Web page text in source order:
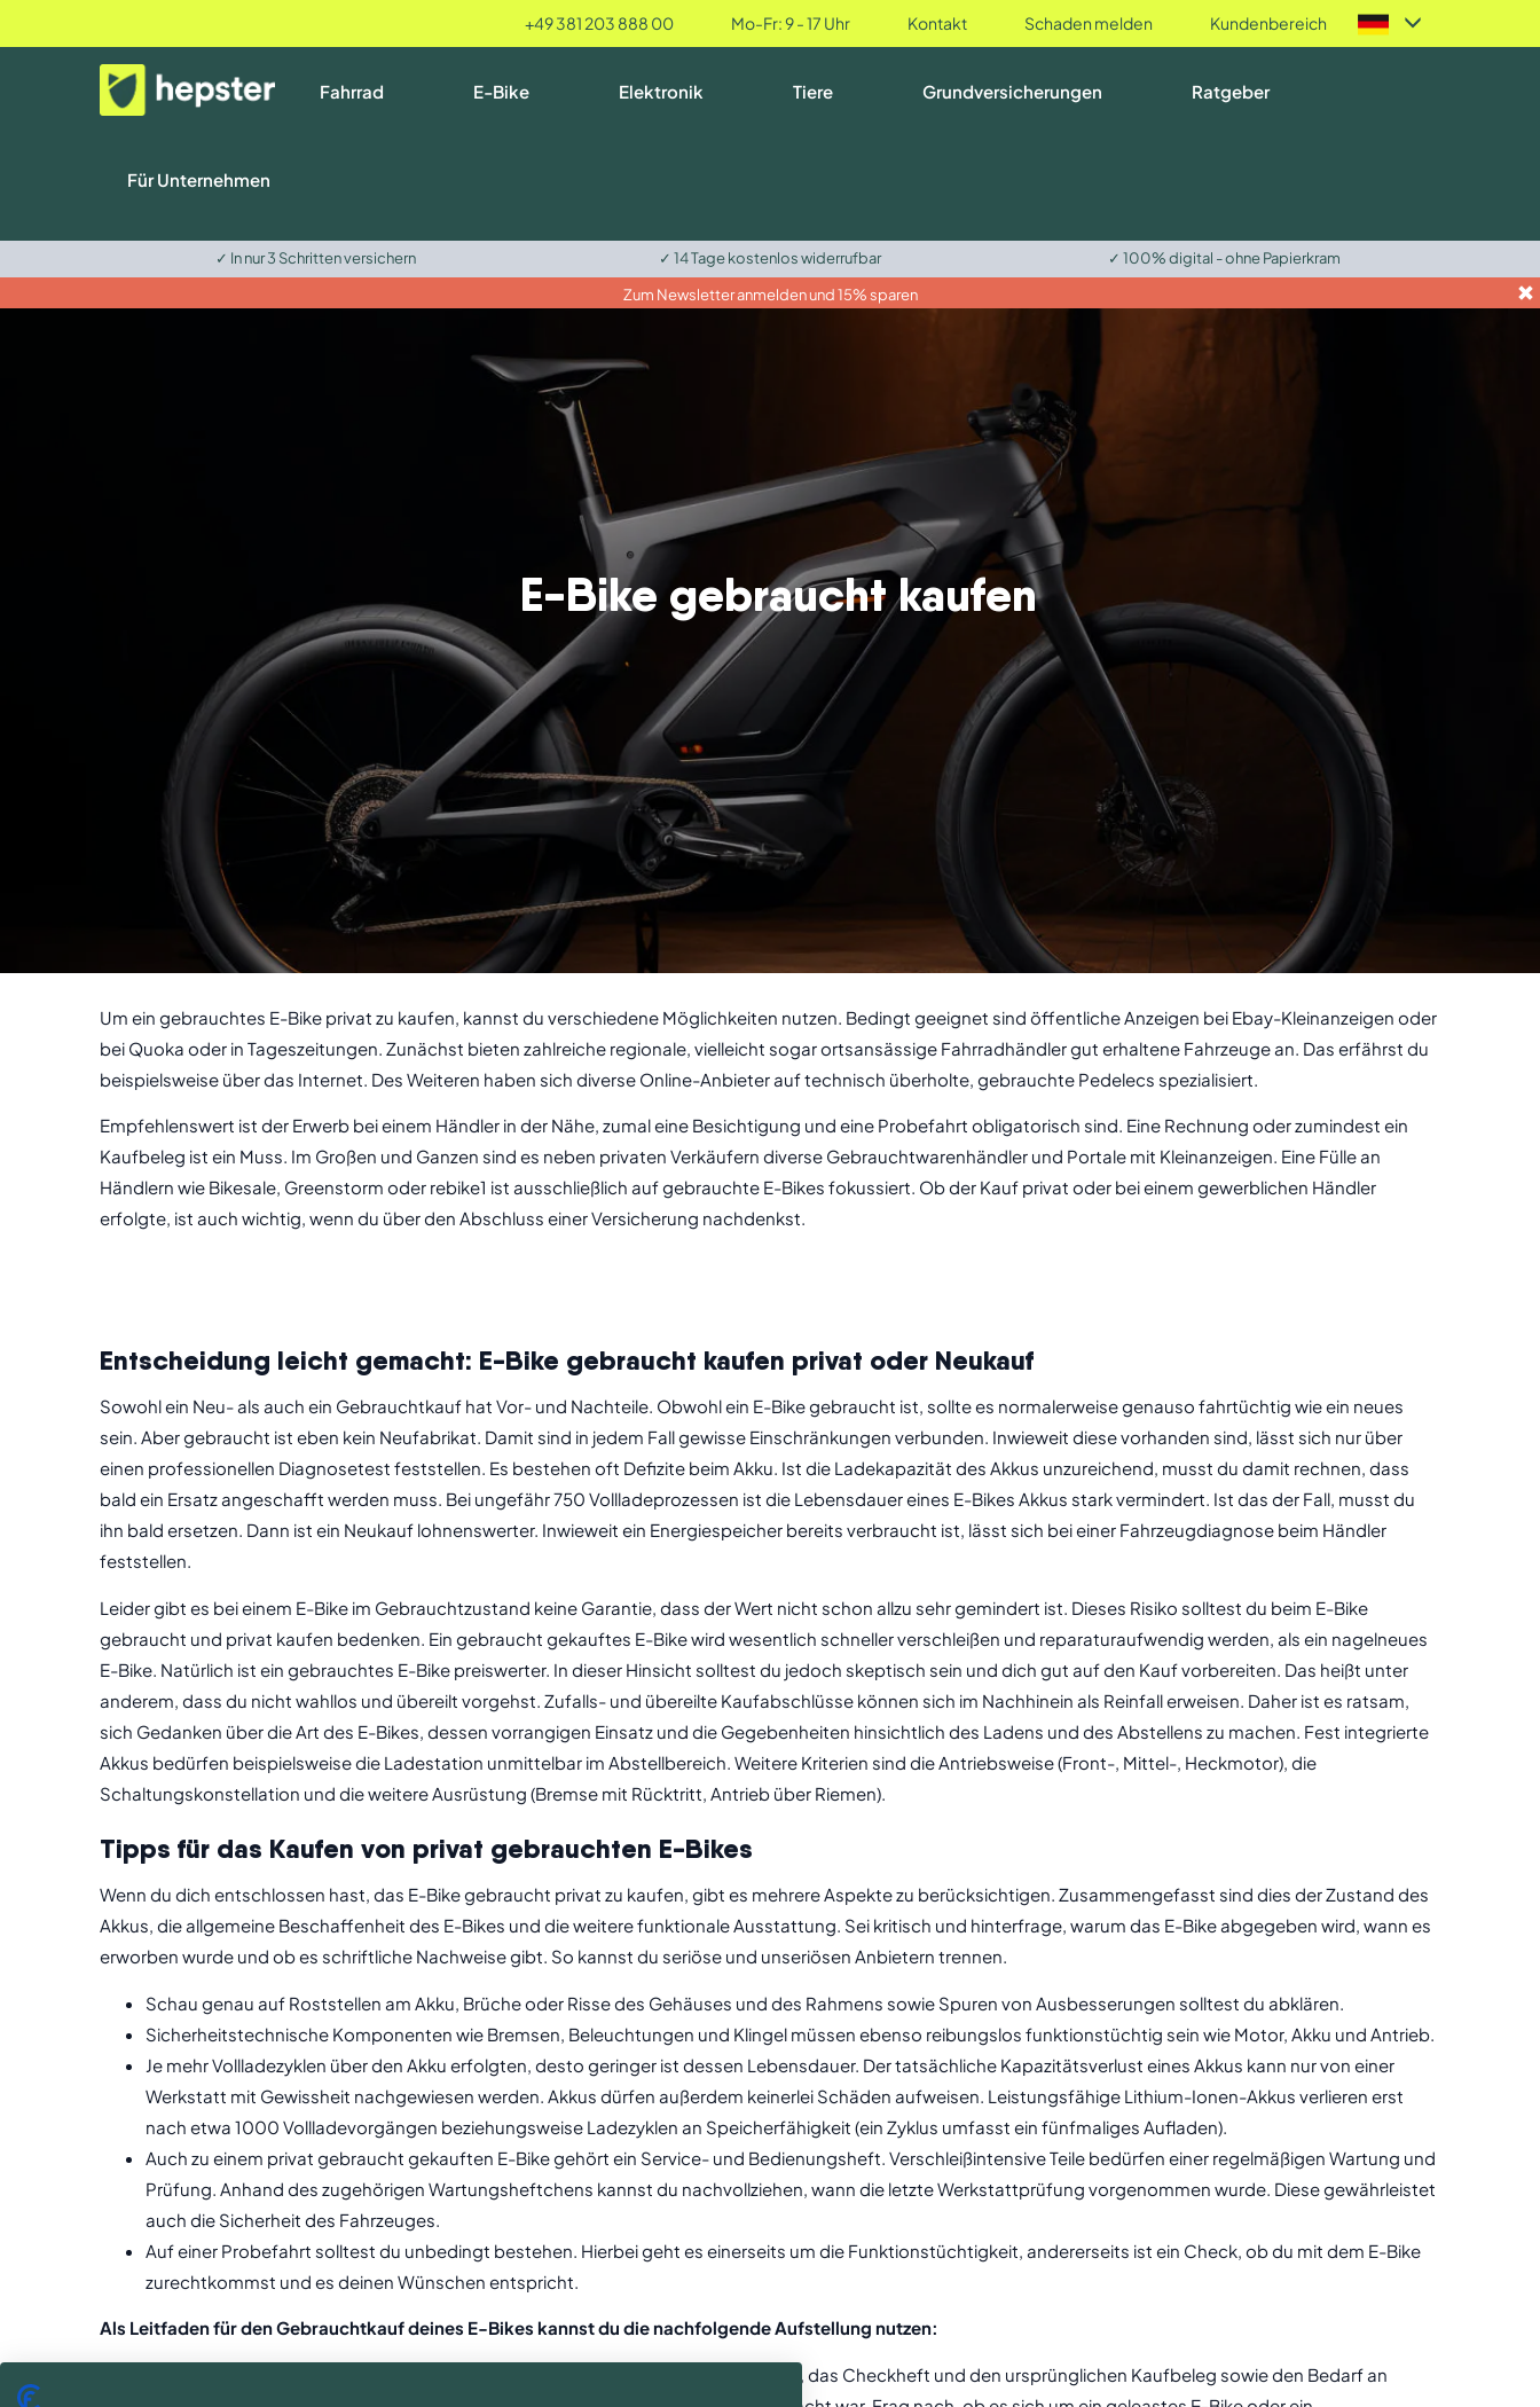
+49 381 203 888 00 Mo-Fr: 9 - 17 Uhr Kontakt Schaden melden Kundenbereich
Fahrrad E-Bike Elektronik Tiere Grundversicherungen Ratgeber
Für Unternehmen
✓ In nur 3 Schritten versichern ✓ 14 Tage kostenlos widerrufbar
✓ 100% digital - ohne Papierkram
Zum Newsletter anmelden und 15% sparen
E-Bike gebraucht kaufen
Um ein gebrauchtes E-Bike privat zu kaufen, kannst du verschiedene Möglichkeiten nutzen. Bedingt geeignet sind öffentliche Anzeigen bei Ebay-Kleinanzeigen oder
bei Quoka oder in Tageszeitungen. Zunächst bieten zahlreiche regionale, vielleicht sogar ortsansässige Fahrradhändler gut erhaltene Fahrzeuge an. Das erfährst du
beispielsweise über das Internet. Des Weiteren haben sich diverse Online-Anbieter auf technisch überholte, gebrauchte Pedelecs spezialisiert.
Empfehlenswert ist der Erwerb bei einem Händler in der Nähe, zumal eine Besichtigung und eine Probefahrt obligatorisch sind. Eine Rechnung oder zumindest ein
Kaufbeleg ist ein Muss. Im Großen und Ganzen sind es neben privaten Verkäufern diverse Gebrauchtwarenhändler und Portale mit Kleinanzeigen. Eine Fülle an
Händlern wie Bikesale, Greenstorm oder rebike1 ist ausschließlich auf gebrauchte E-Bikes fokussiert. Ob der Kauf privat oder bei einem gewerblichen Händler
erfolgte, ist auch wichtig, wenn du über den Abschluss einer Versicherung nachdenkst.
Entscheidung leicht gemacht: E-Bike gebraucht kaufen privat oder Neukauf
Sowohl ein Neu- als auch ein Gebrauchtkauf hat Vor- und Nachteile. Obwohl ein E-Bike gebraucht ist, sollte es normalerweise genauso fahrtüchtig wie ein neues
sein. Aber gebraucht ist eben kein Neufabrikat. Damit sind in jedem Fall gewisse Einschränkungen verbunden. Inwieweit diese vorhanden sind, lässt sich nur über
einen professionellen Diagnosetest feststellen. Es bestehen oft Defizite beim Akku. Ist die Ladekapazität des Akkus unzureichend, musst du damit rechnen, dass
bald ein Ersatz angeschafft werden muss. Bei ungefähr 750 Vollladeprozessen ist die Lebensdauer eines E-Bikes Akkus stark vermindert. Ist das der Fall, musst du
ihn bald ersetzen. Dann ist ein Neukauf lohnenswerter. Inwieweit ein Energiespeicher bereits verbraucht ist, lässt sich bei einer Fahrzeugdiagnose beim Händler
feststellen.
Leider gibt es bei einem E-Bike im Gebrauchtzustand keine Garantie, dass der Wert nicht schon allzu sehr gemindert ist. Dieses Risiko solltest du beim E-Bike
gebraucht und privat kaufen bedenken. Ein gebraucht gekauftes E-Bike wird wesentlich schneller verschleißen und reparaturaufwendig werden, als ein nagelneues
E-Bike. Natürlich ist ein gebrauchtes E-Bike preiswerter. In dieser Hinsicht solltest du jedoch skeptisch sein und dich gut auf den Kauf vorbereiten. Das heißt unter
anderem, dass du nicht wahllos und übereilt vorgehst. Zufalls- und übereilte Kaufabschlüsse können sich im Nachhinein als Reinfall erweisen. Daher ist es ratsam,
sich Gedanken über die Art des E-Bikes, dessen vorrangigen Einsatz und die Gegebenheiten hinsichtlich des Ladens und des Abstellens zu machen. Fest integrierte
Akkus bedürfen beispielsweise die Ladestation unmittelbar im Abstellbereich. Weitere Kriterien sind die Antriebsweise (Front-, Mittel-, Heckmotor), die
Schaltungskonstellation und die weitere Ausrüstung (Bremse mit Rücktritt, Antrieb über Riemen).
Tipps für das Kaufen von privat gebrauchten E-Bikes
Wenn du dich entschlossen hast, das E-Bike gebraucht privat zu kaufen, gibt es mehrere Aspekte zu berücksichtigen. Zusammengefasst sind dies der Zustand des
Akkus, die allgemeine Beschaffenheit des E-Bikes und die weitere funktionale Ausstattung. Sei kritisch und hinterfrage, warum das E-Bike abgegeben wird, wann es
erworben wurde und ob es schriftliche Nachweise gibt. So kannst du seriöse und unseriösen Anbietern trennen.
Schau genau auf Roststellen am Akku, Brüche oder Risse des Gehäuses und des Rahmens sowie Spuren von Ausbesserungen solltest du abklären.
Sicherheitstechnische Komponenten wie Bremsen, Beleuchtungen und Klingel müssen ebenso reibungslos funktionstüchtig sein wie Motor, Akku und Antrieb.
Je mehr Vollladezyklen über den Akku erfolgten, desto geringer ist dessen Lebensdauer. Der tatsächliche Kapazitätsverlust eines Akkus kann nur von einer
Werkstatt mit Gewissheit nachgewiesen werden. Akkus dürfen außerdem keinerlei Schäden aufweisen. Leistungsfähige Lithium-Ionen-Akkus verlieren erst
nach etwa 1000 Vollladevorgängen beziehungsweise Ladezyklen an Speicherfähigkeit (ein Zyklus umfasst ein fünfmaliges Aufladen).
Auch zu einem privat gebraucht gekauften E-Bike gehört ein Service- und Bedienungsheft. Verschleißintensive Teile bedürfen einer regelmäßigen Wartung und
Prüfung. Anhand des zugehörigen Wartungsheftchens kannst du nachvollziehen, wann die letzte Werkstattprüfung vorgenommen wurde. Diese gewährleistet
auch die Sicherheit des Fahrzeuges.
Auf einer Probefahrt solltest du unbedingt bestehen. Hierbei geht es einerseits um die Funktionstüchtigkeit, andererseits ist ein Check, ob du mit dem E-Bike
zurechtkommst und es deinen Wünschen entspricht.
Als Leitfaden für den Gebrauchtkauf deines E-Bikes kannst du die nachfolgende Aufstellung nutzen:
Verschaffe dir einen ersten groben Eindruck bei der Besichtigung über die Größe, das Checkheft und den ursprünglichen Kaufbeleg sowie den Bedarf an